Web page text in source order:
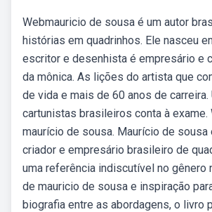
Webmauricio de sousa é um autor
histórias em quadrinhos. Ele nasceu
escritor e desenhista é empresário e
da mônica. As lições do artista que
de vida e mais de 60 anos de
cartunistas brasileiros conta à exame.
maurício de sousa. Maurício de sousa
criador e empresário brasileiro de
uma referência indiscutível no gênero
de mauricio de sousa e inspiração
biografia entre as abordagens, o livro